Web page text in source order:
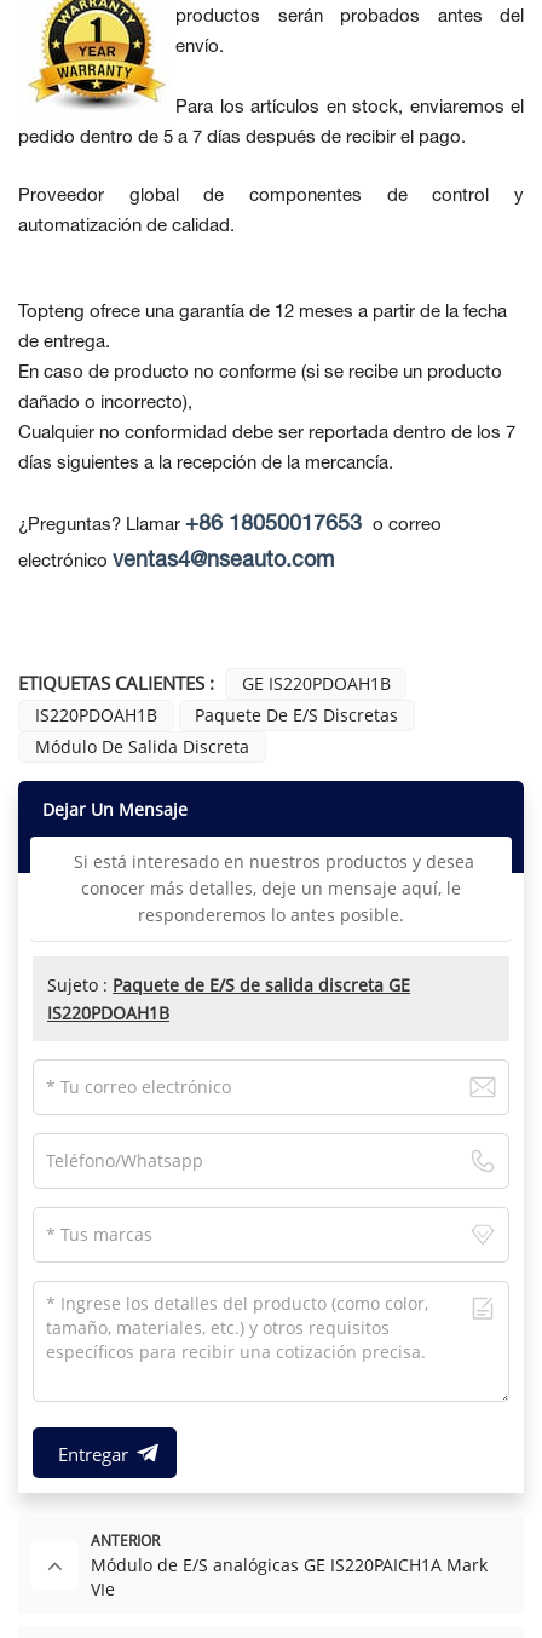
productos serán probados antes del
envío.
Para los artículos en stock, enviaremos el
pedido dentro de 5 a 7 días después de recibir el pago.
Proveedor global de componentes de control y
automatización de calidad.
Topteng ofrece una garantía de 12 meses a partir de la fecha
de entrega.
En caso de producto no conforme (si se recibe un producto
dañado o incorrecto),
Cualquier no conformidad debe ser reportada dentro de los 7
días siguientes a la recepción de la mercancía.
¿Preguntas? Llamar +86 18050017653 o correo
electrónico ventas4@nseauto.com
ETIQUETAS CALIENTES :
GE IS220PDOAH1B
IS220PDOAH1B
Paquete De E/S Discretas
Módulo De Salida Discreta
Dejar Un Mensaje
Si está interesado en nuestros productos y desea
conocer más detalles, deje un mensaje aquí, le
responderemos lo antes posible.
Sujeto : Paquete de E/S de salida discreta GE
IS220PDOAH1B
Entregar
ANTERIOR
Módulo de E/S analógicas GE IS220PAICH1A Mark
VIe